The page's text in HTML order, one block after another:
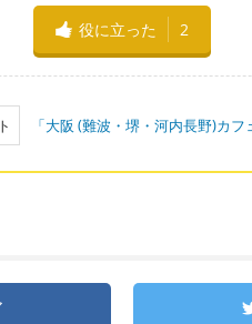
役に立った 2
「大阪 (難波・堺・河内長野)カ